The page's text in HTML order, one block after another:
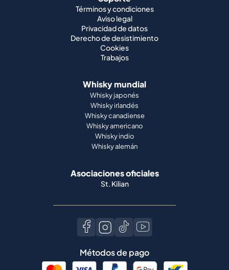
Términos y condiciones
Aviso legal
Privacidad de datos
Derecho de desistimiento
Cookies
Trabajos
Whisky mundial
Whisky japonés
Whisky irlandés
Whisky canadiense
Whisky americano
Whisky indio
Whisky alemán
Asociaciones oficiales
St. Kilian
Métodos de pago